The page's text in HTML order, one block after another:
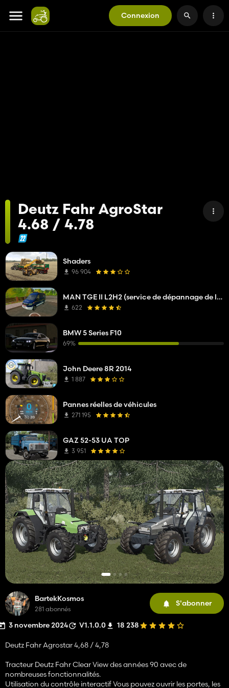
Connexion
Deutz Fahr AgroStar
4.68 / 4.78
BartekKosmos
281 abonnés
S'abonner
3 novembre 2024 V1.1.0.0 18 238
Deutz Fahr Agrostar 4,68 / 4,78
Tracteur Deutz Fahr Clear View des années 90 avec de
nombreuses fonctionnalités.
Utilisation du contrôle interactif Vous pouvez ouvrir les portes, les
Shaders
96 904
MAN TGE II L2H2 (service de dépannage de l'opérateur réseau)
622
BMW 5 Series F10
69%
John Deere 8R 2014
1 887
Pannes réelles de véhicules
271 195
GAZ 52-53 UA TOP
3 951